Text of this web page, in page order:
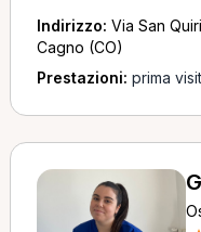
Indirizzo: Via San
Cagno (CO)
Prestazioni: prima